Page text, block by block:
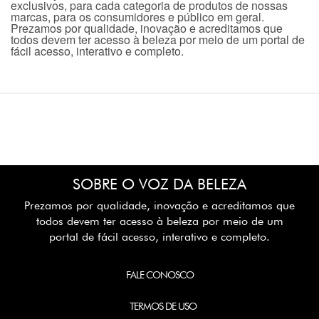
exclusivos, para cada categoria de produtos de nossas
marcas, para os consumidores e público em geral.
Prezamos por qualidade, inovação e acreditamos que
todos devem ter acesso à beleza por meio de um portal de
fácil acesso, interativo e completo.
SOBRE O VOZ DA BELEZA
Prezamos por qualidade, inovação e acreditamos que
todos devem ter acesso à beleza por meio de um
portal de fácil acesso, interativo e completo.
FALE CONOSCO
TERMOS DE USO